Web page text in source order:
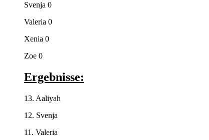
Svenja 0
Valeria 0
Xenia 0
Zoe 0
Ergebnisse:
13. Aaliyah
12. Svenja
11. Valeria